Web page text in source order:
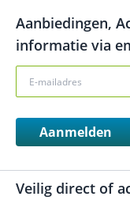
Aanbiedingen,
informatie via
Aanmelden
Veilig direct of